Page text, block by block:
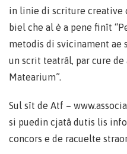
in linie di scriture creative
biel che al è a pene finît
metodis di svicinament ae
un scrit teatrâl, par cure de
Matearium”.
Sul sît de Atf –
si puedin cjatâ dutis lis
concors e de racuelte